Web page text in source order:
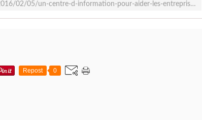
http://www.lepaysdauge.fr/2016/02/05/un-centre-d-information-pour-aider-les-entreprises-en-difficulte/
Repost 0